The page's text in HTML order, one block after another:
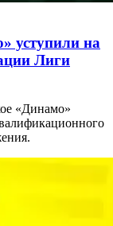
уступили на
Лиги
«Динамо»